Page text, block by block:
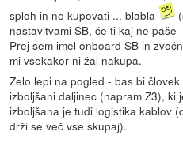
sploh in ne kupovati ... blabla
nastavitvami SB, če ti kaj ne
Prej sem imel onboard SB in
mi vsekakor ni žal nakupa.
Zelo lepi na pogled - bas bi
izboljšani daljinec (napram Z3), ki
izboljšana je tudi logistika kablov
drži se več vse skupaj).